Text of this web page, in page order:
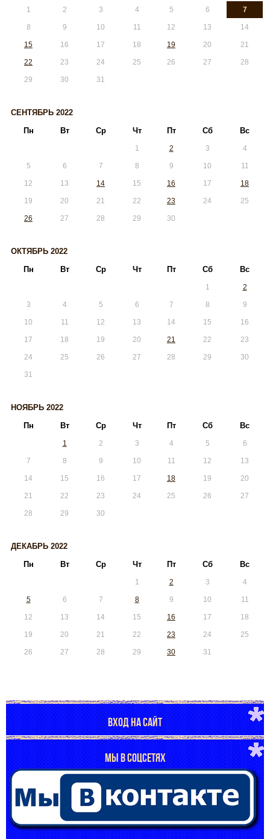
1 2 3 4 5 6 7
8 9 10 11 12 13 14
15 16 17 18 19 20 21
22 23 24 25 26 27 28
29 30 31
СЕНТЯБРЬ 2022
Пн
Вт Ср Чт Пт Сб Вс
1 2 3 4
5 6 7 8 9 10 11
12 13 14 15 16 17 18
19 20 21 22 23 24 25
26 27 28 29 30
ОКТЯБРЬ 2022
Пн
Вт Ср Чт Пт Сб Вс
1 2
3 4 5 6 7 8 9
10 11 12 13 14 15 16
17 18 19 20 21 22 23
24 25 26 27 28 29 30
31
НОЯБРЬ 2022
Пн
Вт Ср Чт Пт Сб Вс
1 2 3 4 5 6
7 8 9 10 11 12 13
14 15 16 17 18 19 20
21 22 23 24 25 26 27
28 29 30
ДЕКАБРЬ 2022
Пн
Вт Ср Чт Пт Сб Вс
1 2 3 4
5 6 7 8 9 10 11
12 13 14 15 16 17 18
19 20 21 22 23 24 25
26 27 28 29 30 31
ВХОД НА САЙТ
МЫ В СОЦСЕТЯХ